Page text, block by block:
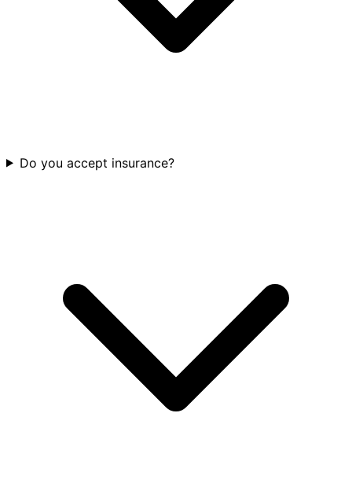
Do you accept insurance?